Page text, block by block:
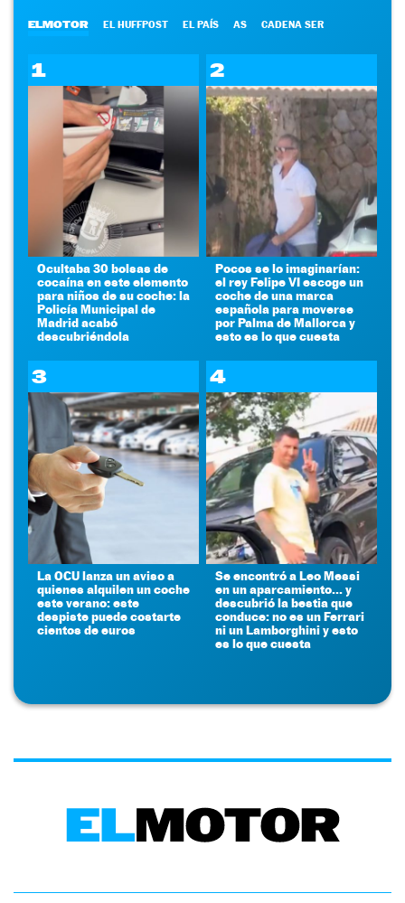
ELMOTOR EL HUFFPOST EL PAÍS AS CADENA SER
1
Ocultaba 30 bolsas de
cocaína en este elemento
para niños de su coche: la
Policía Municipal de
Madrid acabó
descubriéndola
2
Pocos se lo imaginarían:
el rey Felipe VI escoge un
coche de una marca
española para moverse
por Palma de Mallorca y
esto es lo que cuesta
3
La OCU lanza un aviso a
quienes alquilen un coche
este verano: este
despiste puede costarte
cientos de euros
4
Se encontró a Leo Messi
en un aparcamiento... y
descubrió la bestia que
conduce: no es un Ferrari
ni un Lamborghini y esto
es lo que cuesta